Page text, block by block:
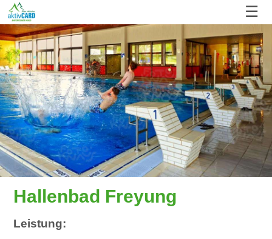
☰
Hallenbad Freyung
Leistung: